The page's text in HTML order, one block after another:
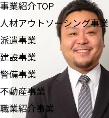
事業紹介TOP
人材アウトソーシング事業
派遣事業
建設事業
警備事業
不動産事業
職業紹介事業